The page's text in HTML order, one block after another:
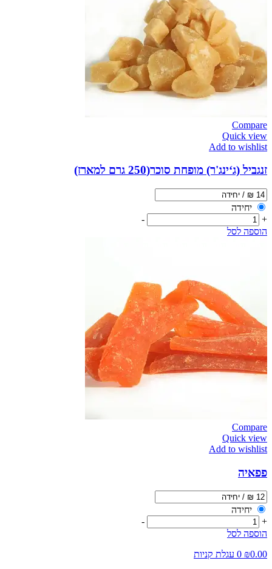
Compare
Quick view
Add to wishlist
זנגביל (ג‘ינג'ר) מופחת סוכר(250 גרם למארז)
יחידה
+
-
הוספה לסל
Compare
Quick view
Add to wishlist
פפאיה
יחידה
+
-
הוספה לסל
₪0.00
0 עגלת קניות